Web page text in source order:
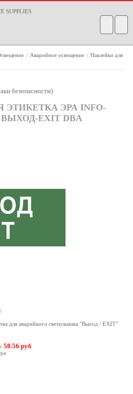
/ Аварийное освещение / Наклейки для
безопасности)
ЭРА INFO-
ВЫХОД-EXIT DBA
для аварийного светильника "Выход / EXIT"
58.56 руб